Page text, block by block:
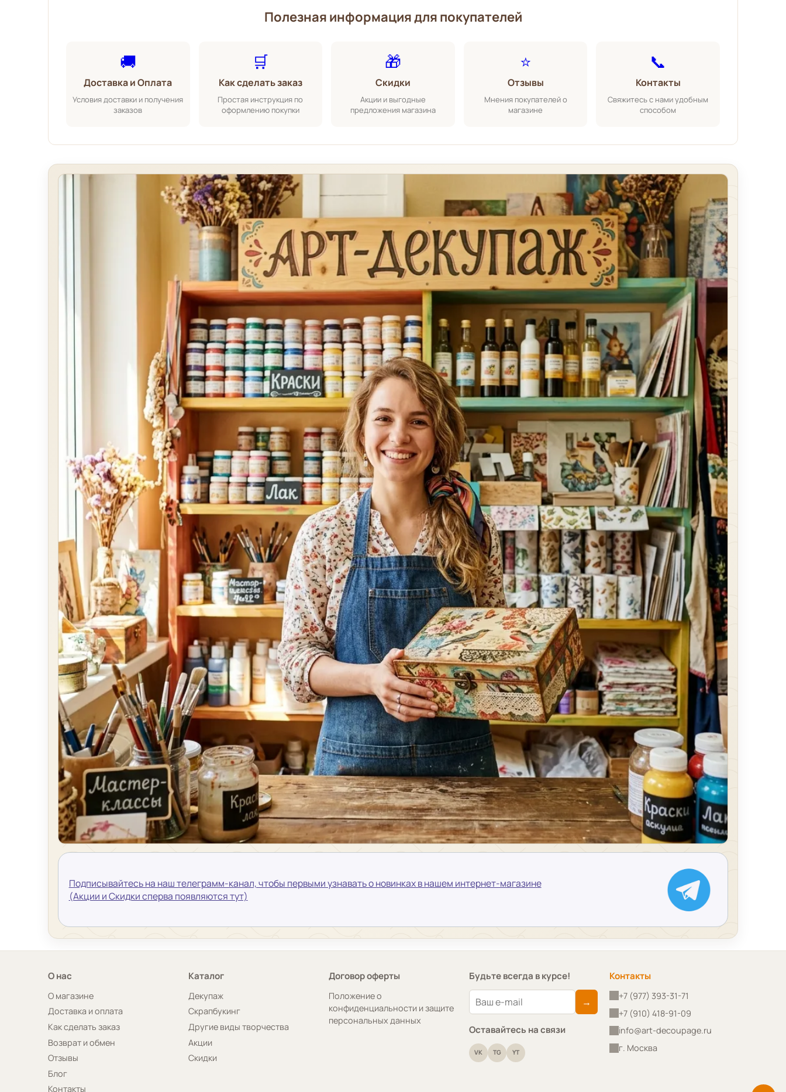
Полезная информация для покупателей
🚚
Доставка и Оплата
Условия доставки и получения
заказов
🛒
Как сделать заказ
Простая инструкция по
оформлению покупки
🎁
Скидки
Акции и выгодные
предложения магазина
⭐
Отзывы
Мнения покупателей о
магазине
📞
Контакты
Свяжитесь с нами удобным
способом
Подписывайтесь на наш телеграмм-канал, чтобы первыми узнавать о новинках в нашем интернет-магазине
(Акции и Скидки сперва появляются тут)
О нас
О магазине
Доставка и оплата
Как сделать заказ
Возврат и обмен
Отзывы
Блог
Контакты
Каталог
Декупаж
Скрапбукинг
Другие виды творчества
Акции
Скидки
Договор оферты
Положение о
конфиденциальности и защите
персональных данных
Будьте всегда в курсе!
→
Оставайтесь на связи
VK TG YT
Контакты
+7 (977) 393-31-71
+7 (910) 418-91-09
info@art-decoupage.ru
г. Москва